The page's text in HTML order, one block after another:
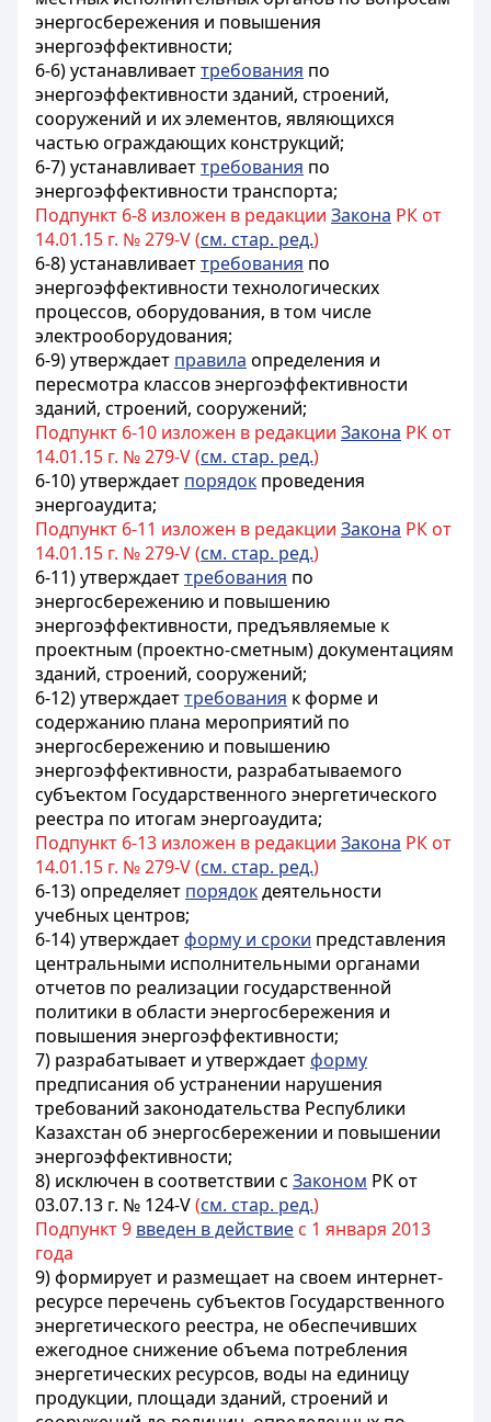
энергосбережения и повышения
энергоэффективности;
6-6) устанавливаеттребования по
энергоэффективности зданий, строений,
сооружений и их элементов, являющихся
частью ограждающих конструкций;
6-7) устанавливаеттребования по
энергоэффективности транспорта;
Подпункт 6-8 изложен в редакции Закона РК от
14.01.15 г. № 279-V (см. стар. ред.)
6-8) устанавливаеттребования по
энергоэффективности технологических
процессов, оборудования, в том числе
электрооборудования;
6-9) утверждает правила определения и
пересмотра классов энергоэффективности
зданий, строений, сооружений;
Подпункт 6-10 изложен в редакции Закона РК от
14.01.15 г. № 279-V (см. стар. ред.)
6-10) утверждает порядок проведения
энергоаудита;
Подпункт 6-11 изложен в редакции Закона РК от
14.01.15 г. № 279-V (см. стар. ред.)
6-11) утверждаеттребования по
энергосбережению и повышению
энергоэффективности, предъявляемые к
проектным (проектно-сметным) документациям
зданий, строений, сооружений;
6-12) утверждаеттребования к форме и
содержанию плана мероприятий по
энергосбережению и повышению
энергоэффективности, разрабатываемого
субъектом Государственного энергетического
реестра по итогам энергоаудита;
Подпункт 6-13 изложен в редакции Закона РК от
14.01.15 г. № 279-V (см. стар. ред.)
6-13) определяет порядокдеятельности
учебных центров;
6-14) утверждаетформу и сроки представления
центральными исполнительными органами
отчетов по реализации государственной
политики в области энергосбережения и
повышения энергоэффективности;
7) разрабатывает и утверждаетформу
предписания об устранении нарушения
требований законодательства Республики
Казахстан об энергосбережении и повышении
энергоэффективности;
8) исключен в соответствии с Законом РК от
03.07.13 г. № 124-V(см. стар. ред.)
Подпункт 9 введен в действие с 1 января 2013
года
9) формирует и размещает на своем интернет-
ресурсе перечень субъектов Государственного
энергетического реестра, не обеспечивших
ежегодное снижение объема потребления
энергетических ресурсов, воды на единицу
продукции, площади зданий, строений и